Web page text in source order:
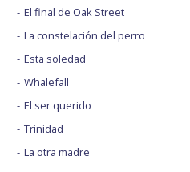
El final de Oak Street
La constelación del perro
Esta soledad
Whalefall
El ser querido
Trinidad
La otra madre